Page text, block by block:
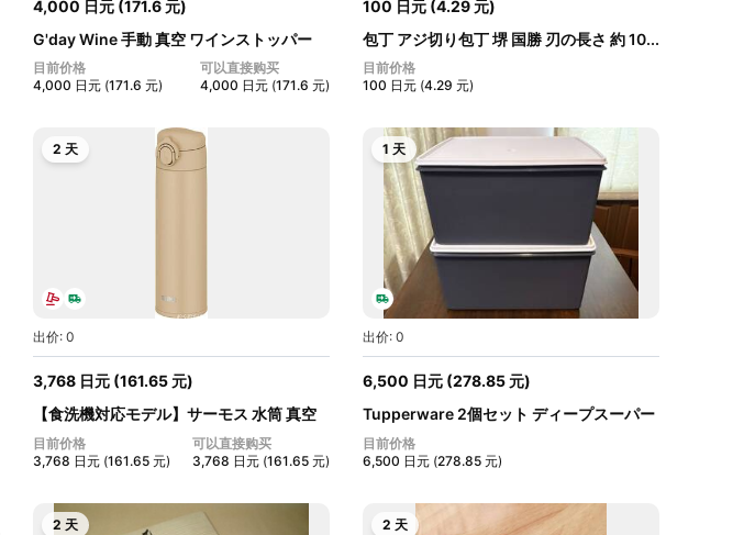
4,000 日元 (171.6 元)
G'day Wine 手動 真空 ワインストッパー
【...
目前价格
4,000 日元 (171.6 元)
可以直接购买
4,000 日元 (171.6 元)
100 日元 (4.29 元)
包丁 アジ切り包丁 堺 国勝 刃の長さ 約 10...
目前价格
100 日元 (4.29 元)
2 天
出价: 0
3,768 日元 (161.65 元)
【食洗機対応モデル】サーモス 水筒 真空
断...
目前价格
3,768 日元 (161.65 元)
可以直接购买
3,768 日元 (161.65 元)
1 天
出价: 0
6,500 日元 (278.85 元)
Tupperware 2個セット ディープスーパー
ケ...
目前价格
6,500 日元 (278.85 元)
2 天 2 天